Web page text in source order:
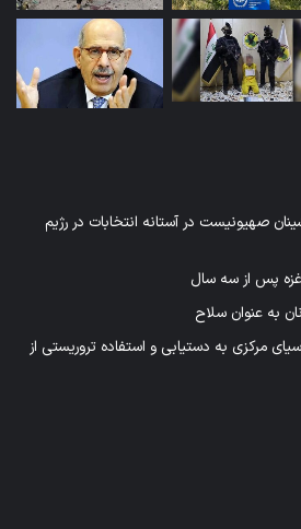
صهیونیست در آستانه انتخابات در رژیم
به عنوان سلاح
مرکزی به دستیابی و استفاده تروریستی از